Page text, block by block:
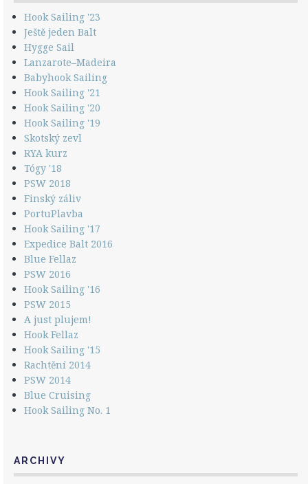
Hook Sailing '23
Ještě jeden Balt
Hygge Sail
Lanzarote–Madeira
Babyhook Sailing
Hook Sailing '21
Hook Sailing '20
Hook Sailing '19
Skotský zevl
RYA kurz
Tógy '18
PSW 2018
Finský záliv
PortuPlavba
Hook Sailing '17
Expedice Balt 2016
Blue Fellaz
PSW 2016
Hook Sailing '16
PSW 2015
A just plujem!
Hook Fellaz
Hook Sailing '15
Rachtění 2014
PSW 2014
Blue Cruising
Hook Sailing No. 1
ARCHIVY